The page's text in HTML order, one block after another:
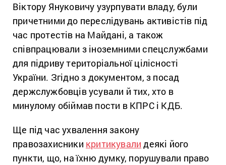
Віктору Януковичу узурпувати владу, були
причетними до переслідувань активістів під
час протестів на Майдані, а також
співпрацювали з іноземними спецслужбами
для підриву територіальної цілісності
України. Згідно з документом, з посад
держслужбовців усували й тих, хто в
минулому обіймав пости в КПРС і КДБ.
Ще під час ухвалення закону
правозахисники критикували деякі його
пункти, що, на їхню думку, порушували право